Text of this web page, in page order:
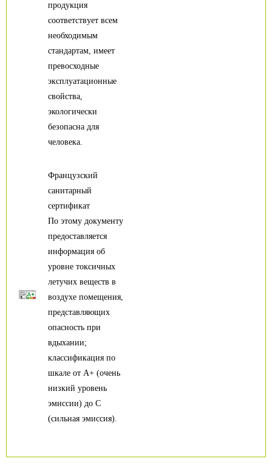
продукция
соответствует всем
необходимым
стандартам, имеет
превосходные
эксплуатационные
свойства,
экологически
безопасна для
человека.
Французский
санитарный
сертификат
По этому документу
предоставляется
информация об
уровне токсичных
летучих веществ в
воздухе помещения,
представляющих
опасность при
вдыхании;
классификация по
шкале от А+ (очень
низкий уровень
эмиссии) до С
(сильная эмиссия).